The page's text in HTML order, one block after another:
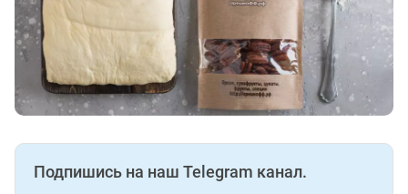
Подпишись на наш Telegram канал.